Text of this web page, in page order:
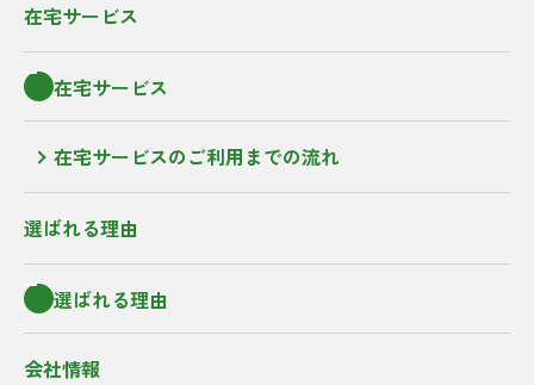
在宅サービス
在宅サービス
在宅サービスのご利用までの流れ
選ばれる理由
選ばれる理由
会社情報